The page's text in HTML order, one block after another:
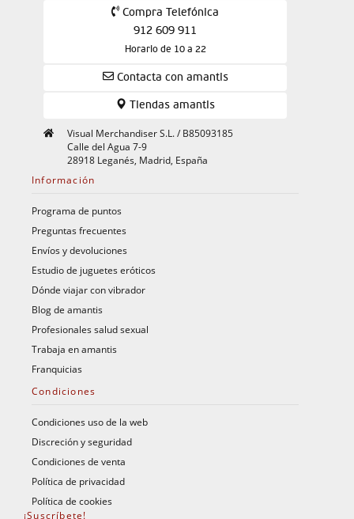
Compra Telefónica
912 609 911
Horario de 10 a 22
Contacta con amantis
Tiendas amantis
Visual Merchandiser S.L. / B85093185
Calle del Agua 7-9
28918 Leganés, Madrid, España
Información
Programa de puntos
Preguntas frecuentes
Envíos y devoluciones
Estudio de juguetes eróticos
Dónde viajar con vibrador
Blog de amantis
Profesionales salud sexual
Trabaja en amantis
Franquicias
Condiciones
Condiciones uso de la web
Discreción y seguridad
Condiciones de venta
Política de privacidad
Política de cookies
¡Suscríbete!